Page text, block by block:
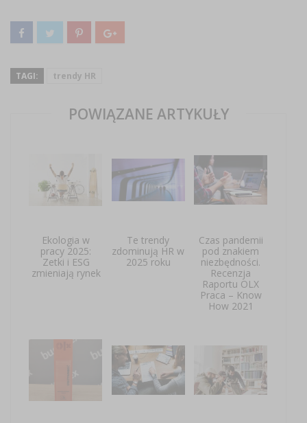
TAGI: trendy HR
POWIĄZANE ARTYKUŁY
Ekologia w
pracy 2025:
Zetki i ESG
zmieniają rynek
Te trendy
zdominują HR w
2025 roku
Czas pandemii
pod znakiem
niezbędności.
Recenzja
Raportu OLX
Praca – Know
How 2021